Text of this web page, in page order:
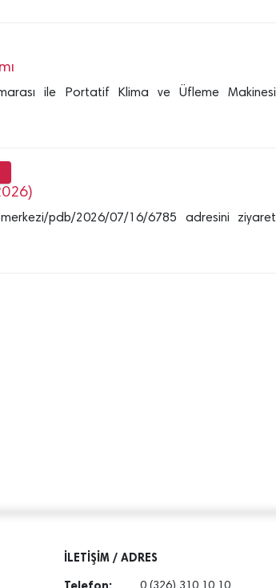
ile Portatif Klima ve Üfleme Makinesi
pdb/2026/07/16/6785 adresini ziyaret
İLETİŞİM / ADRES